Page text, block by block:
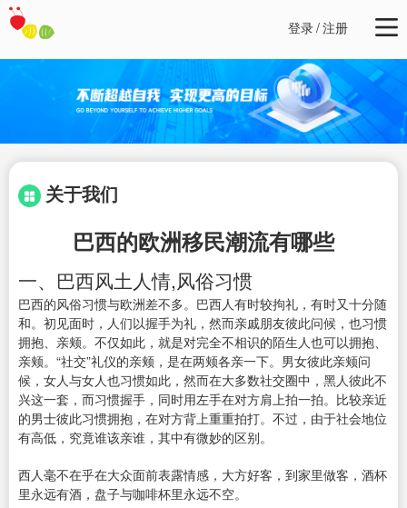
登录/注册
关于我们
巴西的欧洲移民潮流有哪些
一、巴西风土人情,风俗习惯
巴西的风俗习惯与欧洲差不多。巴西人有时较拘礼，有时又十分随
和。初见面时，人们以握手为礼，然而亲戚朋友彼此问候，也习惯
拥抱、亲颊。不仅如此，就是对完全不相识的陌生人也可以拥抱、
亲颊。“社交”礼仪的亲颊，是在两颊各亲一下。男女彼此亲颊问
候，女人与女人也习惯如此，然而在大多数社交圈中，黑人彼此不
兴这一套，而习惯握手，同时用左手在对方肩上拍一拍。比较亲近
的男士彼此习惯拥抱，在对方背上重重拍打。不过，由于社会地位
有高低，究竟谁该亲谁，其中有微妙的区别。
西人毫不在乎在大众面前表露情感，大方好客，到家里做客，酒杯
里永远有酒，盘子与咖啡杯里永远不空。